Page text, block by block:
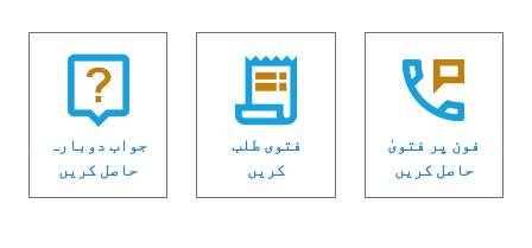
فون پر فتویٰ
حاصل کریں
فتوی طلب
کریں
جواب دوبارہ
حاصل کریں